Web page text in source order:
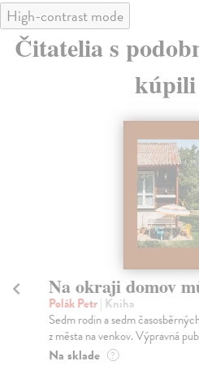
High-contrast mode
Čitatelia s
Na okraji domov
Polák Petr| Kniha
Sedm rodin a sedm
z města na venkov. Výpravná
Na sklade ?